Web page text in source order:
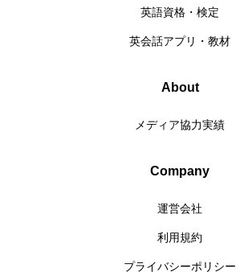
英語資格・検定
英会話アプリ・教材
About
メディア協力実績
Company
運営会社
利用規約
プライバシーポリシー